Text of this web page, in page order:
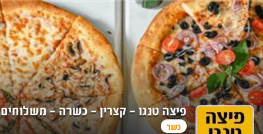
פיצה טנגו - קצרין - כשרה - משלוחים
כשר